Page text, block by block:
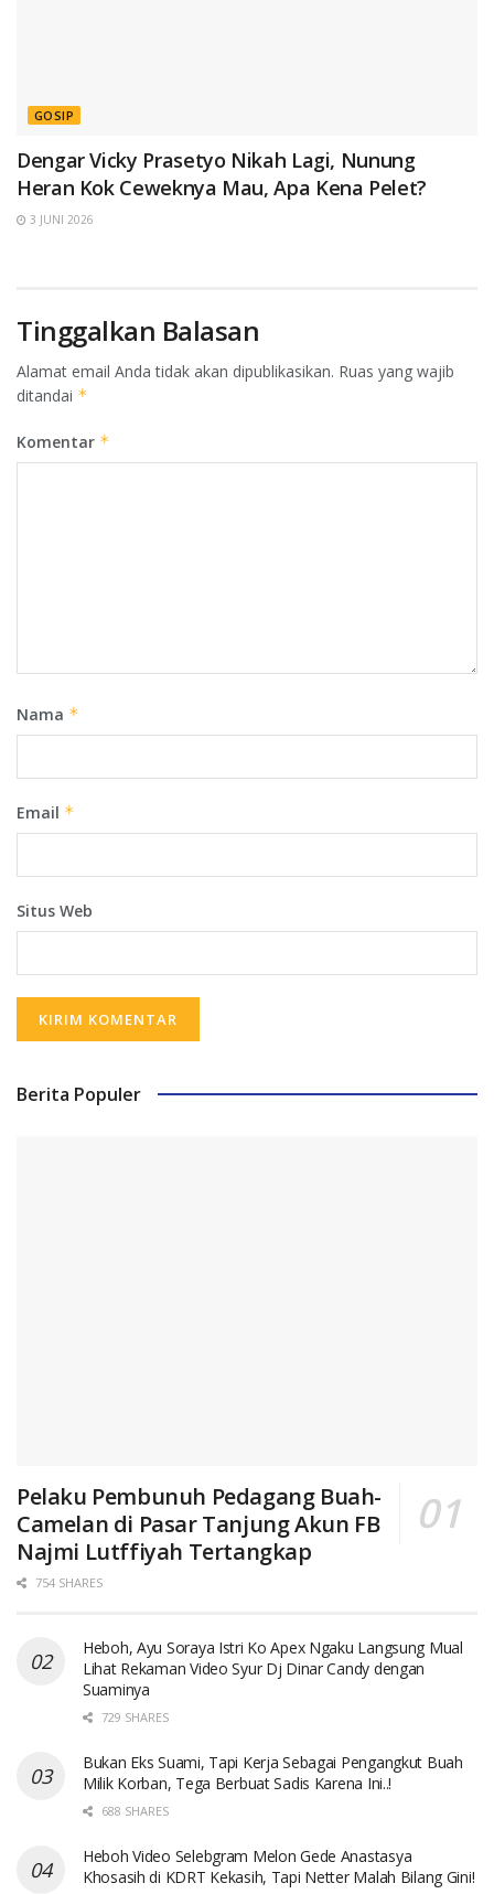
GOSIP
Dengar Vicky Prasetyo Nikah Lagi, Nunung
Heran Kok Ceweknya Mau, Apa Kena Pelet?
3 JUNI 2026
Tinggalkan Balasan
Alamat email Anda tidak akan dipublikasikan. Ruas yang wajib
ditandai *
Komentar *
Nama *
Email *
Situs Web
Berita Populer
Pelaku Pembunuh Pedagang Buah-
Camelan di Pasar Tanjung Akun FB
Najmi Lutffiyah Tertangkap
754 SHARES
Heboh, Ayu Soraya Istri Ko Apex Ngaku Langsung Mual
Lihat Rekaman Video Syur Dj Dinar Candy dengan
Suaminya
729 SHARES
Bukan Eks Suami, Tapi Kerja Sebagai Pengangkut Buah
Milik Korban, Tega Berbuat Sadis Karena Ini..!
688 SHARES
Heboh Video Selebgram Melon Gede Anastasya
Khosasih di KDRT Kekasih, Tapi Netter Malah Bilang Gini!